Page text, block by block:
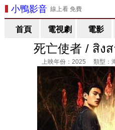
小鴨影音線上看 免費
首頁 電視劇 電影
死亡使者 / สิง
上映年份：2025 類型：